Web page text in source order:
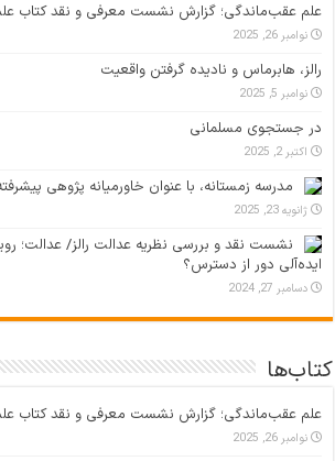
علم عقب‌ماندگی؛ گزارش نشست معرفی و نقد کتاب
نوامبر 26, 2025
رالز، هابرماس و نادیده گرفتن واقعیت
نوامبر 5, 2025
در جستجوی مسلمانی
اکتبر 2, 2025
مدرسه زمستانه، با عنوان خاورمیانه پژوهی
ژانویه 23, 2025
نشست نقد و بررسی نظریه عدالت رالز/ عدالت؛
ایده‌آلی دور از دسترس؟
دسامبر 27, 2024
کتاب‌ها
علم عقب‌ماندگی؛ گزارش نشست معرفی و نقد کتاب
نوامبر 26, 2025